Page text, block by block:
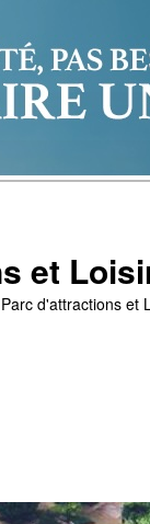
et
d'attractions et